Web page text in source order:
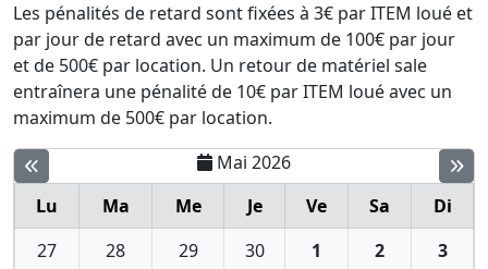
Les pénalités de retard sont fixées à 3€ par ITEM loué et
par jour de retard avec un maximum de 100€ par jour
et de 500€ par location. Un retour de matériel sale
entraînera une pénalité de 10€ par ITEM loué avec un
maximum de 500€ par location.
Mai 2026
Lu
Ma Me Je Ve Sa
Di
27
28 29 30 1 2
3